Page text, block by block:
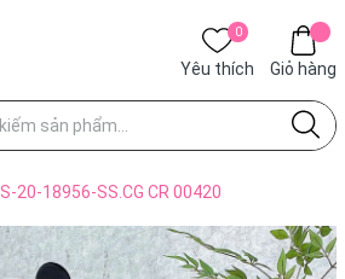
0
Yêu thích Giỏ hàng
S-20-18956-SS.CG CR 00420